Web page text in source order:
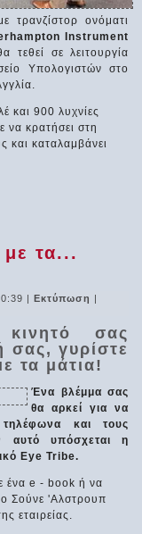
τρανζίστορ ονόματι
Instrument
τεθεί σε λειτουργία
Υπολογιστών στο
και 900 λυχνίες
κρατήσει στη
και καταλαμβάνει
με τα...
|Εκτύπωση |
σας
σας, γυρίστε
τα μάτια!
Ένα βλέμμα σας
θα αρκεί για να
και τους
αυτό υπόσχεται η
Eye Tribe.
ένα e - book ή να
ο Σούνε 'Αλστρουπ
εταιρείας.